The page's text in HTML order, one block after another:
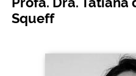
Squeff